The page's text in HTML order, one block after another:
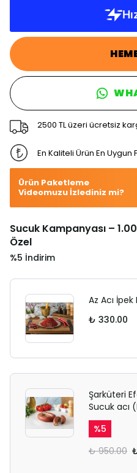
2500 TL üzeri ücretsiz
En Kaliteli Ürün En Uygun
Ürün Paketleme
Videomuzu İzlediniz mi?
Sucuk Kampanyası –
Özel
%5 İndirim
Az Acı İpek
₺ 330.00
Şarküteri
Sucuk acı
%5
₺ 950.00